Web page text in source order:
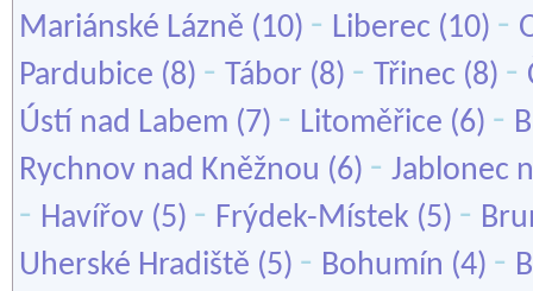
Mariánské Lázně (10) - Liberec (10) -
Pardubice (8) - Tábor (8) - Třinec (8) -
Ústí nad Labem (7) - Litoměřice (6) -
Rychnov nad Kněžnou (6) - Jablonec
- Havířov (5) - Frýdek-Místek (5) -
Uherské Hradiště (5) - Bohumín (4) -